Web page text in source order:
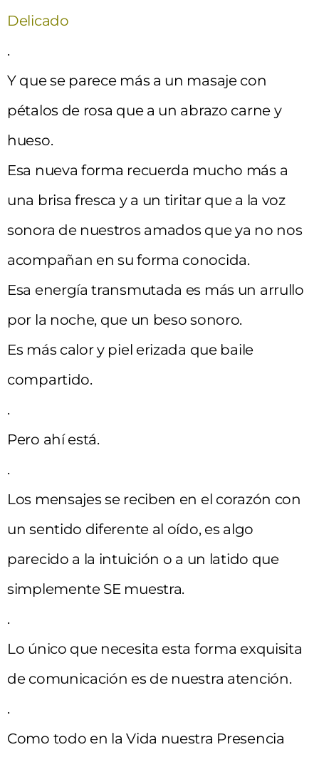
Delicado
.
Y que se parece más a un masaje con
pétalos de rosa que a un abrazo carne y
hueso.
Esa nueva forma recuerda mucho más a
una brisa fresca y a un tiritar que a la voz
sonora de nuestros amados que ya no nos
acompañan en su forma conocida.
Esa energía transmutada es más un arrullo
por la noche, que un beso sonoro.
Es más calor y piel erizada que baile
compartido.
.
Pero ahí está.
.
Los mensajes se reciben en el corazón con
un sentido diferente al oído, es algo
parecido a la intuición o a un latido que
simplemente SE muestra.
.
Lo único que necesita esta forma exquisita
de comunicación es de nuestra atención.
.
Como todo en la Vida nuestra Presencia